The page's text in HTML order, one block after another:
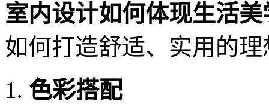
室内设计如何体现生活美
如何打造舒适、实用的
色彩搭配